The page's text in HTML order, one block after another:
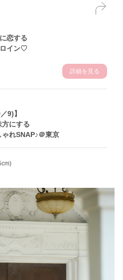
恋する
イン♡
詳細を見る
9)】
にする
れSNAP♪＠東京